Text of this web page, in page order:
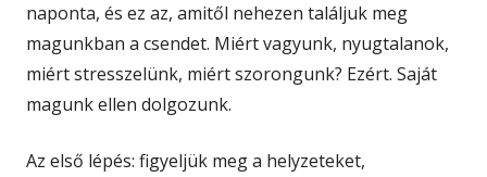
naponta, és ez az, amitől nehezen találjuk meg
magunkban a csendet. Miért vagyunk, nyugtalanok,
miért stresszelünk, miért szorongunk? Ezért. Saját
magunk ellen dolgozunk.
Az első lépés: figyeljük meg a helyzeteket,